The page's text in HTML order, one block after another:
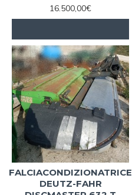
16.500,00€
FALCIACONDIZIONATRICE
DEUTZ-FAHR